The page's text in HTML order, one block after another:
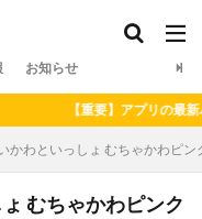
お知らせ
【重要】アプリの最新バー
かわといっしょ むちゃかわピ
むちゃかわピンク